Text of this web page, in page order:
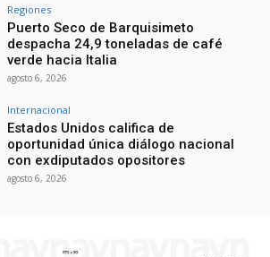
Regiones
Puerto Seco de Barquisimeto
despacha 24,9 toneladas de café
verde hacia Italia
agosto 6, 2026
Internacional
Estados Unidos califica de
oportunidad única diálogo nacional
con exdiputados opositores
agosto 6, 2026